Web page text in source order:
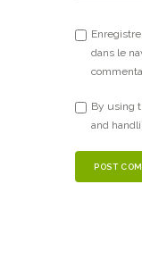
dans le
By using
and